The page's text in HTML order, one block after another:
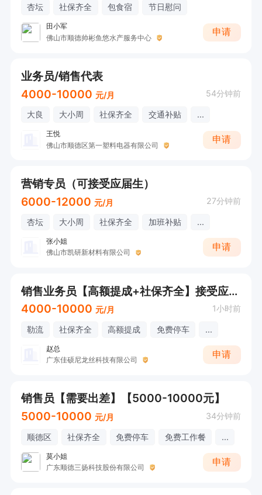
杏坛 社保齐全 包食宿 节日慰问
田小军
佛山市顺德帅彬鱼悠水产服务中心
申请
业务员/销售代表
4000-10000 元/月 54分钟前
大良 大小周 社保齐全 交通补贴 ...
王悦
佛山市顺德区第一塑料电器有限公司
申请
营销专员（可接受应届生）
6000-12000 元/月 27分钟前
杏坛 大小周 社保齐全 加班补贴 ...
张小姐
佛山市凯研新材料有限公司
申请
销售业务员【高额提成+社保齐全】接受应届生（欢迎直接电话咨询）
4000-10000 元/月 1小时前
勒流 社保齐全 高额提成 免费停车 ...
赵总
广东佳硕尼龙丝科技有限公司
申请
销售员【需要出差】【5000-10000元】
5000-10000 元/月 34分钟前
顺德区 社保齐全 免费停车 免费工作餐 ...
莫小姐
广东顺德三扬科技股份有限公司
申请